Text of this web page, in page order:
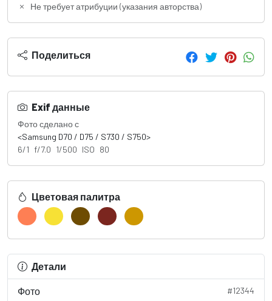
Не требует атрибуции (указания авторства)
Поделиться
Exif данные
Фото сделано с
<Samsung D70 / D75 / S730 / S750>
6/1 f/7.0 1/500 ISO 80
Цветовая палитра
Детали
Фото #12344